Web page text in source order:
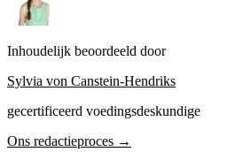
Inhoudelijk beoordeeld door
Sylvia von Canstein-Hendriks
gecertificeerd voedingsdeskundige
Ons redactieproces →